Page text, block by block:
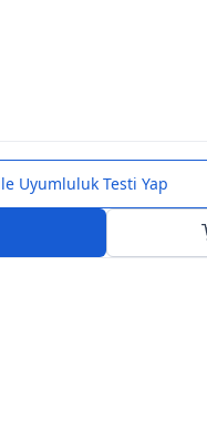
Uyumluluk Testi Yap